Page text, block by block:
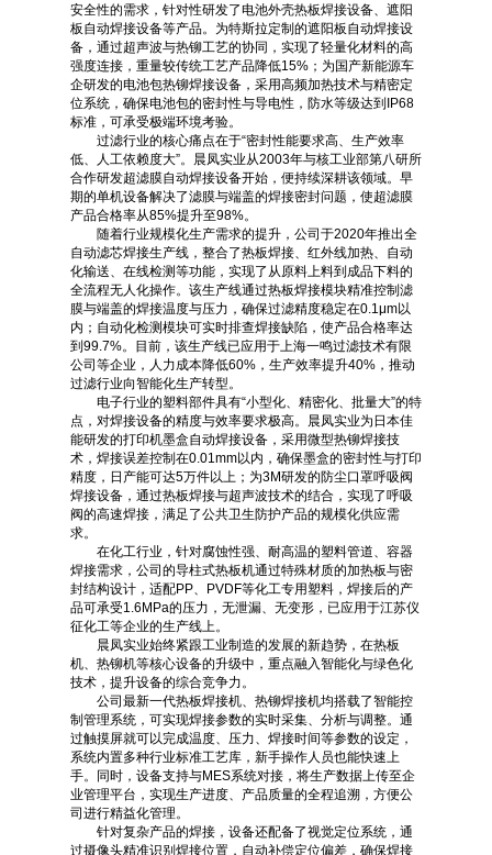
安全性的需求，针对性研发了电池外壳热板焊接设备、遮阳
板自动焊接设备等产品。为特斯拉定制的遮阳板自动焊接设
备，通过超声波与热铆工艺的协同，实现了轻量化材料的高
强度连接，重量较传统工艺产品降低15%；为国产新能源车
企研发的电池包热铆焊接设备，采用高频加热技术与精密定
位系统，确保电池包的密封性与导电性，防水等级达到IP68
标准，可承受极端环境考验。
过滤行业的核心痛点在于“密封性能要求高、生产效率
低、人工依赖度大”。晨凤实业从2003年与核工业部第八研所
合作研发超滤膜自动焊接设备开始，便持续深耕该领域。早
期的单机设备解决了滤膜与端盖的焊接密封问题，使超滤膜
产品合格率从85%提升至98%。
随着行业规模化生产需求的提升，公司于2020年推出全
自动滤芯焊接生产线，整合了热板焊接、红外线加热、自动
化输送、在线检测等功能，实现了从原料上料到成品下料的
全流程无人化操作。该生产线通过热板焊接模块精准控制滤
膜与端盖的焊接温度与压力，确保过滤精度稳定在0.1μm以
内；自动化检测模块可实时排查焊接缺陷，使产品合格率达
到99.7%。目前，该生产线已应用于上海一鸣过滤技术有限
公司等企业，人力成本降低60%，生产效率提升40%，推动
过滤行业向智能化生产转型。
电子行业的塑料部件具有“小型化、精密化、批量大”的特
点，对焊接设备的精度与效率要求极高。晨凤实业为日本佳
能研发的打印机墨盒自动焊接设备，采用微型热铆焊接技
术，焊接误差控制在0.01mm以内，确保墨盒的密封性与打印
精度，日产能可达5万件以上；为3M研发的防尘口罩呼吸阀
焊接设备，通过热板焊接与超声波技术的结合，实现了呼吸
阀的高速焊接，满足了公共卫生防护产品的规模化供应需
求。
在化工行业，针对腐蚀性强、耐高温的塑料管道、容器
焊接需求，公司的导柱式热板机通过特殊材质的加热板与密
封结构设计，适配PP、PVDF等化工专用塑料，焊接后的产
品可承受1.6MPa的压力，无泄漏、无变形，已应用于江苏仪
征化工等企业的生产线上。
晨凤实业始终紧跟工业制造的发展的新趋势，在热板
机、热铆机等核心设备的升级中，重点融入智能化与绿色化
技术，提升设备的综合竞争力。
公司最新一代热板焊接机、热铆焊接机均搭载了智能控
制管理系统，可实现焊接参数的实时采集、分析与调整。通
过触摸屏就可以完成温度、压力、焊接时间等参数的设定，
系统内置多种行业标准工艺库，新手操作人员也能快速上
手。同时，设备支持与MES系统对接，将生产数据上传至企
业管理平台，实现生产进度、产品质量的全程追溯，方便公
司进行精益化管理。
针对复杂产品的焊接，设备还配备了视觉定位系统，通
过摄像头精准识别焊接位置，自动补偿定位偏差，确保焊接